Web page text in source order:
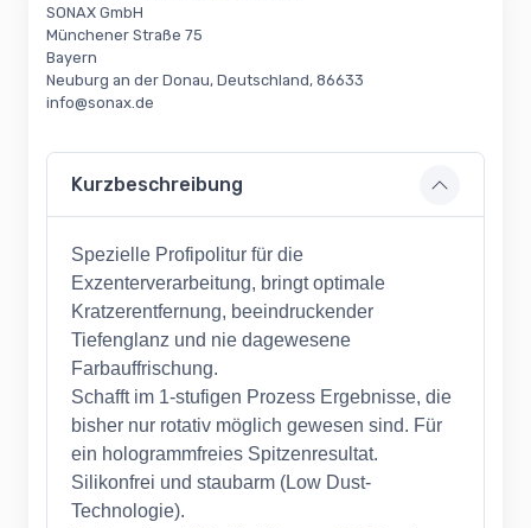
SONAX GmbH
Münchener Straße 75
Bayern
Neuburg an der Donau, Deutschland, 86633
info@sonax.de
Kurzbeschreibung
Spezielle Profipolitur für die
Exzenterverarbeitung, bringt optimale
Kratzerentfernung, beeindruckender
Tiefenglanz und nie dagewesene
Farbauffrischung.
Schafft im 1-stufigen Prozess Ergebnisse, die
bisher nur rotativ möglich gewesen sind. Für
ein hologrammfreies Spitzenresultat.
Silikonfrei und staubarm (Low Dust-
Technologie).